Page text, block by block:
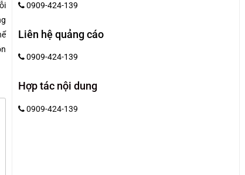
0909-424-139
Liên hệ quảng cáo
0909-424-139
Hợp tác nội dung
0909-424-139